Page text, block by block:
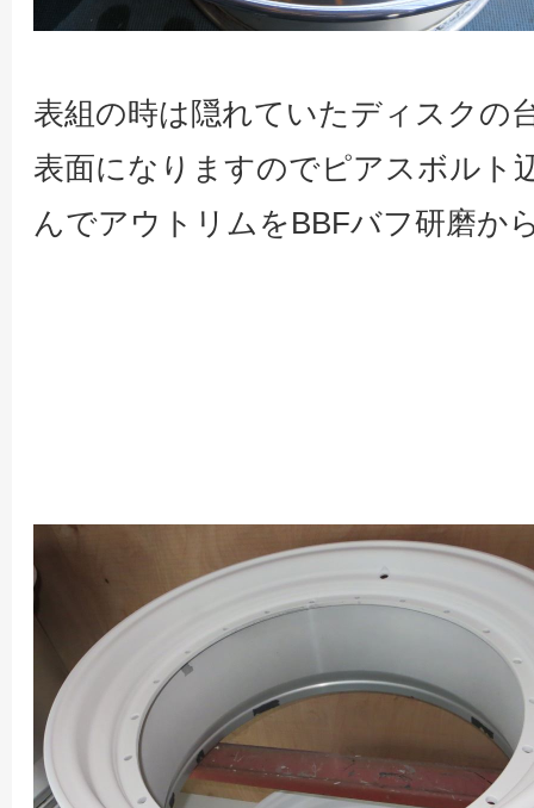
表組の時は隠れていたディスクの
表面になりますのでピアスボルト
んでアウトリムをBBFバフ研磨か